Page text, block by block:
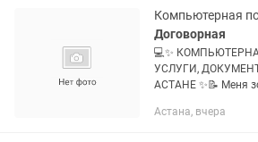
Компьютерная
Договорная
💻✨
УСЛУГИ,
АСТАНЕ ✨📝 Меня зовут Наталья. Я IT-
администратор с
Астана, вчера